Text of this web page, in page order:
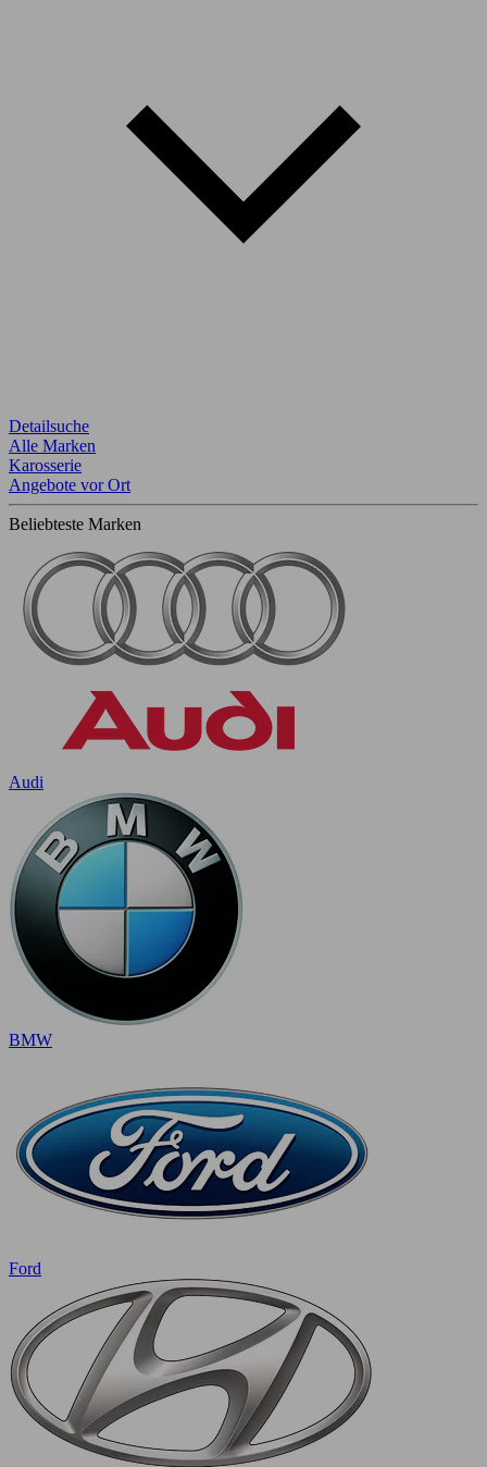
Detailsuche
Alle Marken
Karosserie
Angebote vor Ort
Beliebteste Marken
Audi
BMW
Ford